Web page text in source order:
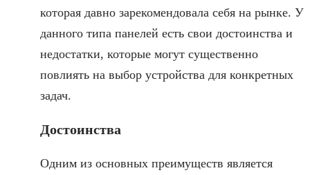
которая давно зарекомендовала себя на рынке. У
данного типа панелей есть свои достоинства и
недостатки, которые могут существенно
повлиять на выбор устройства для конкретных
задач.
Достоинства
Одним из основных преимуществ является